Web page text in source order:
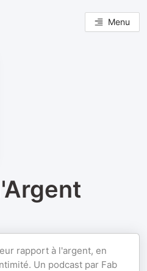
Menu
rapport à l'argent, en
Un podcast par Fab